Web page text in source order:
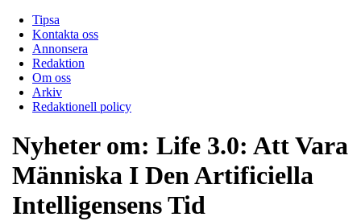
Tipsa
Kontakta oss
Annonsera
Redaktion
Om oss
Arkiv
Redaktionell policy
Nyheter om: Life 3.0: Att Vara
Människa I Den Artificiella
Intelligensens Tid